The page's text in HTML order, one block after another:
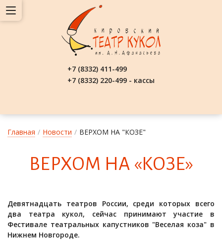
+7 (8332) 411-499
+7 (8332) 220-499 - кассы
Главная / Новости / ВЕРХОМ НА "КОЗЕ"
ВЕР­ХОМ НА «КО­ЗЕ»
Девятнадцать театров России, среди которых всего
два театра кукол, сейчас принимают участие в
Фестивале театральных капустников "Веселая коза" в
Нижнем Новгороде.